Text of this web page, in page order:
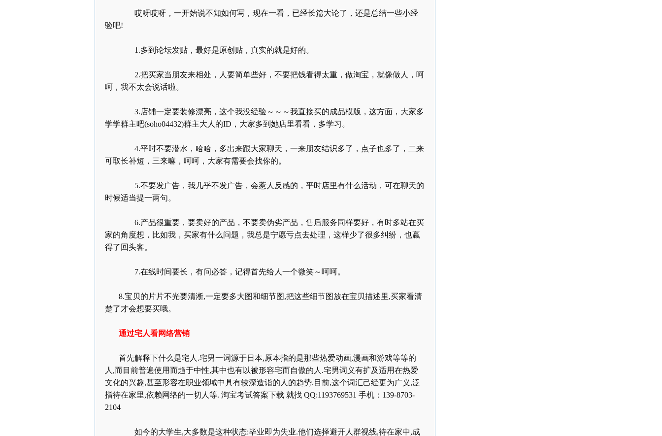
哎呀哎呀，一开始说不知如何写，现在一看，已经长篇大论了，还是总结一些小经
验吧!
1.多到论坛发贴，最好是原创贴，真实的就是好的。
2.把买家当朋友来相处，人要简单些好，不要把钱看得太重，做淘宝，就像做人，呵
呵，我不太会说话啦。
3.店铺一定要装修漂亮，这个我没经验～～～我直接买的成品模版，这方面，大家多
学学群主吧(soho04432)群主大人的ID ，大家多到她店里看看，多学习。
4.平时不要潜水，哈哈，多出来跟大家聊天，一来朋友结识多了，点子也多了，二来
可取长补短，三来嘛，呵呵，大家有需要会找你的。
5.不要发广告，我几乎不发广告，会惹人反感的，平时店里有什么活动，可在聊天的
时候适当提一两句。
6.产品很重要，要卖好的产品，不要卖伪劣产品，售后服务同样要好，有时多站在买
家的角度想，比如我，买家有什么问题，我总是宁愿亏点去处理，这样少了很多纠纷，也蠃
得了回头客。
7.在线时间要长，有问必答，记得首先给人一个微笑～呵呵。
8.宝贝的片片不光要清淅,一定要多大图和细节图 ,把这些细节图放在宝贝描述里,买家看清
楚了才会想要买哦。
通过宅人看网络营销
首先解释下什么是宅人 .宅男一词源于日本,原本指的是那些热爱动画,漫画和游戏等等的
人 ,而目前普遍使用而趋于中性,其中也有以被形容宅而自傲的人 .宅男词义有扩及适用在热爱
文化的兴趣,甚至形容在职业领域中具有较深造诣的人的趋势. 目前,这个词汇己经更为广义 ,泛
指待在家里,依赖网络的一切人等. 淘宝考试答案下载 就找 QQ:1193769531 手机： 139-8703-
2104
如今的大学生,大多数是这种状态:毕业即为失业.他们选择避开人群视线,待在家中,成